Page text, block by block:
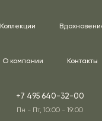
Коллекции
О компании Контакты
+7 495 640-32-00
Пн - Пт, 10:00 - 19:00